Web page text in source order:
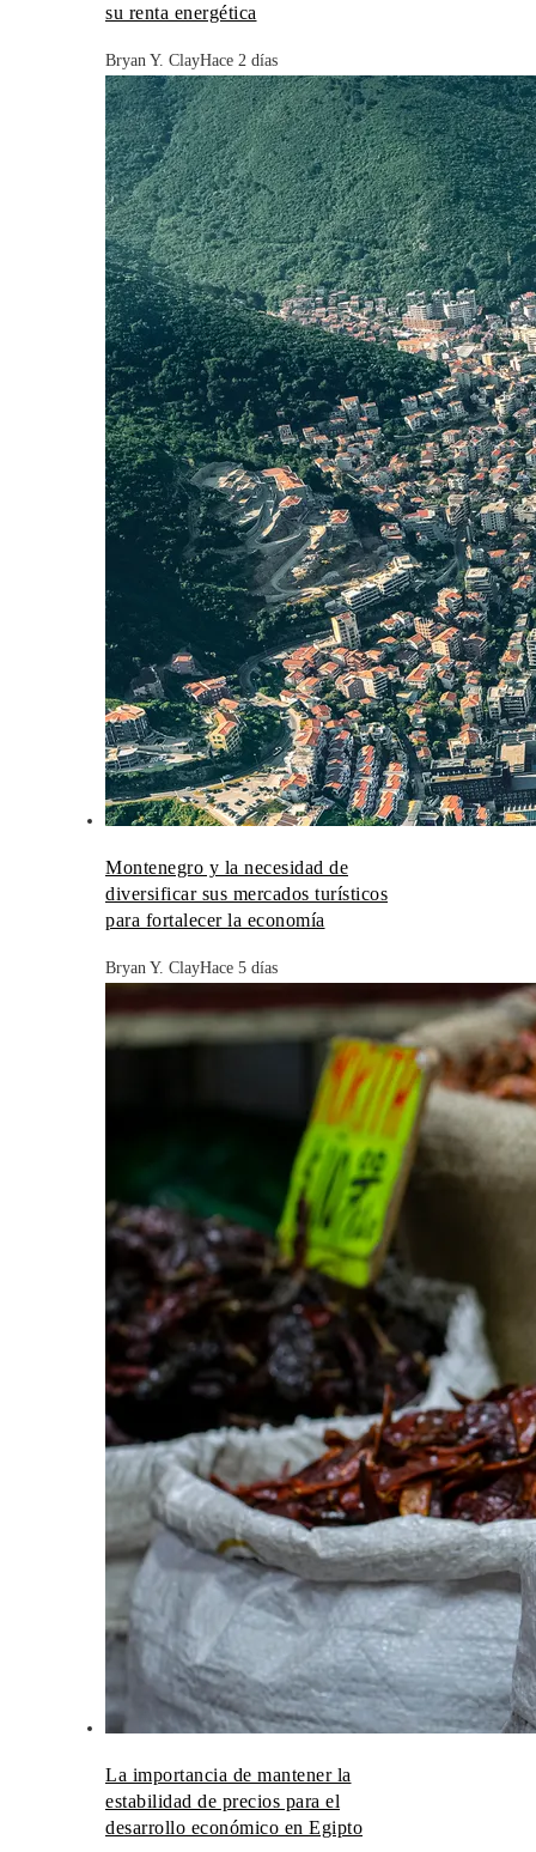
su renta energética
Bryan Y. ClayHace 2 días
Montenegro y la necesidad de
diversificar sus mercados turísticos
para fortalecer la economía
Bryan Y. ClayHace 5 días
La importancia de mantener la
estabilidad de precios para el
desarrollo económico en Egipto